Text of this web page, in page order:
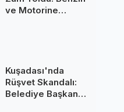
ve Motorine
Kuşadası'nda
Rüşvet Skandalı:
Belediye Başkanı